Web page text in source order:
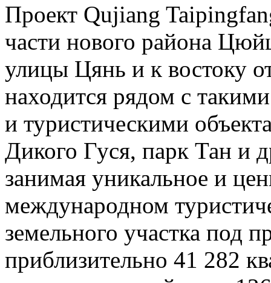
Проект Qujiang
части нового района
улицы Цянь и к востоку
находится рядом с
и туристическими
Дикого Гуся, парк Тан и
занимая уникальное и
международном
земельного участка под
приблизительно 41 282